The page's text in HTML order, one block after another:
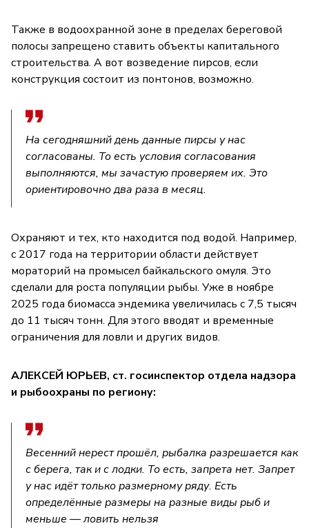
Также в водоохранной зоне в пределах береговой
полосы запрещено ставить объекты капитального
строительства. А вот возведение пирсов, если
конструкция состоит из понтонов, возможно.
На сегодняшний день данные пирсы у нас
согласованы. То есть условия согласования
выполняются, мы зачастую проверяем их. Это
ориентировочно два раза в месяц.
Охраняют и тех, кто находится под водой. Например,
с 2017 года на территории области действует
мораторий на промысел байкальского омуля. Это
сделали для роста популяции рыбы. Уже в ноябре
2025 года биомасса эндемика увеличилась с 7,5 тысяч
до 11 тысяч тонн. Для этого вводят и временные
ограничения для ловли и других видов.
АЛЕКСЕЙ ЮРЬЕВ, ст. госинспектор отдела надзора
и рыбоохраны по региону:
Весенний нерест прошёл, рыбалка разрешается как
с берега, так и с лодки. То есть, запрета нет. Запрет
у нас идёт только размерному ряду. Есть
определённые размеры на разные виды рыб и
меньше — ловить нельзя